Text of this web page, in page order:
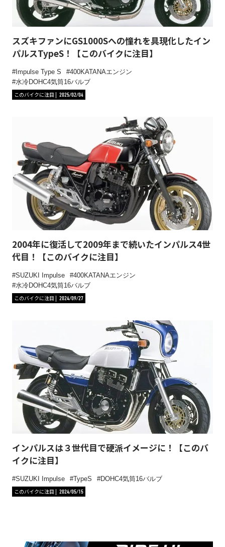
スズキファンにGS1000Sへの憧れを具現化したイン
パルスTypeS！【このバイクに注目】
Impulse Type S
400KATANAエンジン
水冷DOHC4気筒16バルブ
このバイクに注目
2025/02/04
2004年に復活して2009年まで続いたインパルス4世
代目！【このバイクに注目】
SUZUKI Impulse
400KATANAエンジン
水冷DOHC4気筒16バルブ
このバイクに注目
2024/09/27
インパルスは３世代目で硬派イメージに！【このバ
イクに注目】
SUZUKI Impulse TypeS
DOHC4気筒16バルブ
このバイクに注目
2024/05/15